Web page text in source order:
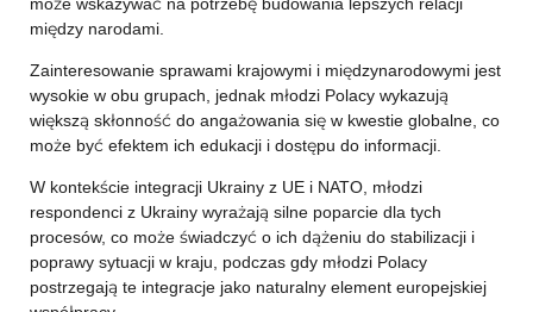
między narodami.
Zainteresowanie sprawami krajowymi i międzynarodowymi jest
wysokie w obu grupach, jednak młodzi Polacy wykazują
większą skłonność do angażowania się w kwestie globalne, co
może być efektem ich edukacji i dostępu do informacji.
W kontekście integracji Ukrainy z UE i NATO, młodzi
respondenci z Ukrainy wyrażają silne poparcie dla tych
procesów, co może świadczyć o ich dążeniu do stabilizacji i
poprawy sytuacji w kraju, podczas gdy młodzi Polacy
postrzegają te integracje jako naturalny element europejskiej